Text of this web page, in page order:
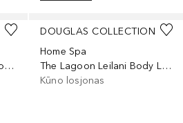
The Wild Forest Lodge Body Lotion
DOUGLAS COLLECTION
Home Spa
The Lagoon Leilani Body Lotion
Kūno losjonas